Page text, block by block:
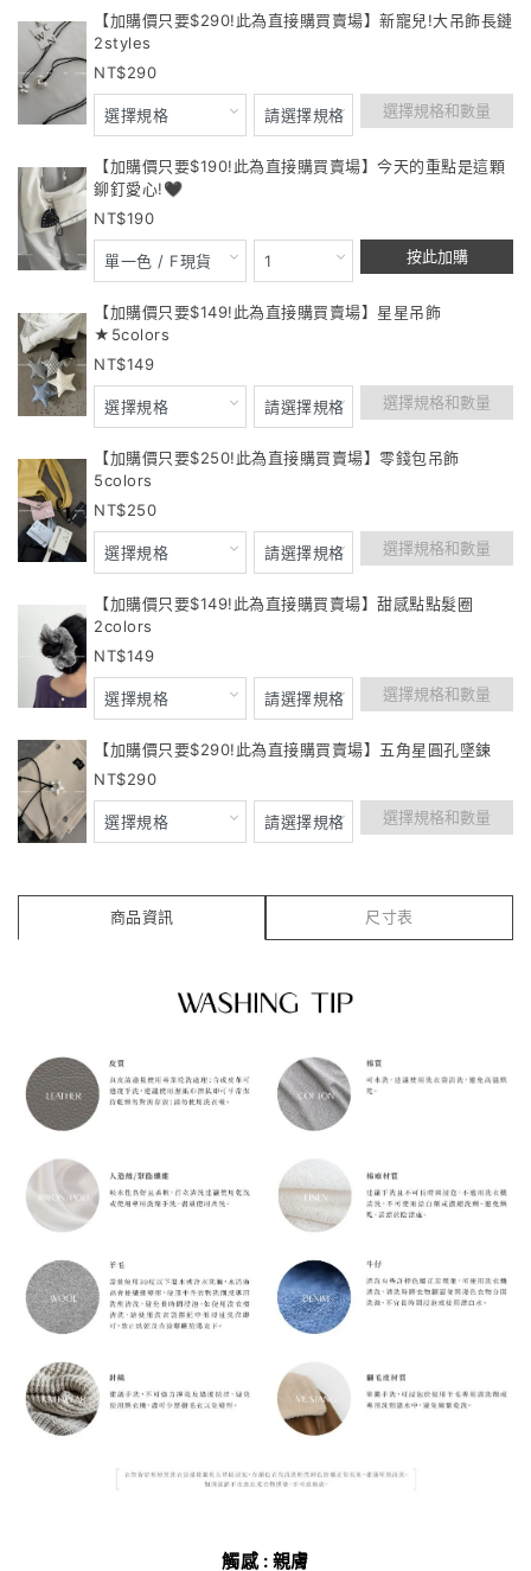
【加購價只要$290!此為直接購買賣場】新寵兒!大吊飾長鏈
2styles
290
選擇規格和數量
【加購價只要$190!此為直接購買賣場】今天的重點是這顆
鉚釘愛心!🖤
190
按此加購
【加購價只要$149!此為直接購買賣場】星星吊飾
★5colors
149
選擇規格和數量
【加購價只要$250!此為直接購買賣場】零錢包吊飾
5colors
250
選擇規格和數量
【加購價只要$149!此為直接購買賣場】甜感點點髮圈
2colors
149
選擇規格和數量
【加購價只要$290!此為直接購買賣場】五角星圓孔墜鍊
290
選擇規格和數量
商品資訊 尺寸表
觸感 : 親膚